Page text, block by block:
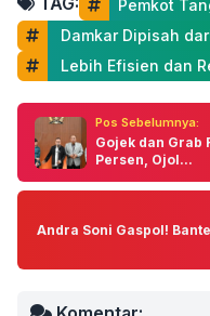
Pemkot
Damkar Dipisah
Lebih Efisien dan
Pos Sebelumnya:
Gojek dan Grab
Persen, Ojol...
Andra Soni Gaspol!